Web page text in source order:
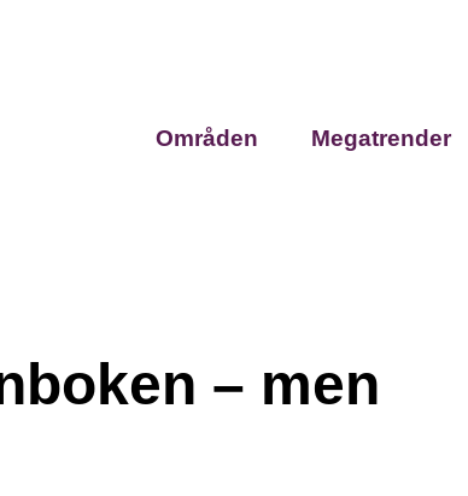
Områden Megatrender
– men